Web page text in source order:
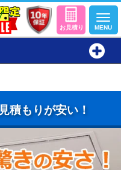
積もりが安い！